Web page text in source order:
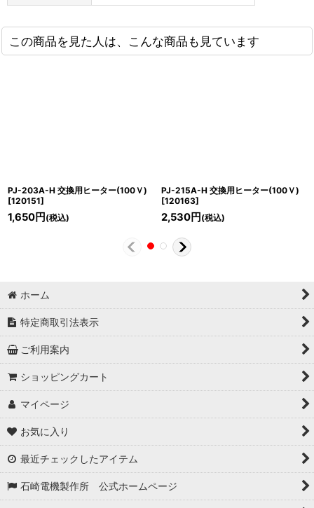
この商品を見た人は、こんな商品も見ています
PJ-203A-H 交換用ヒーター(100Ｖ)
[120151]
1,650円 (税込)
PJ-215A-H 交換用ヒーター(100Ｖ)
[120163]
2,530円 (税込)
ホーム
特定商取引法表示
ご利用案内
ショッピングカート
マイページ
お気に入り
最近チェックしたアイテム
石崎電機製作所 公式ホームページ